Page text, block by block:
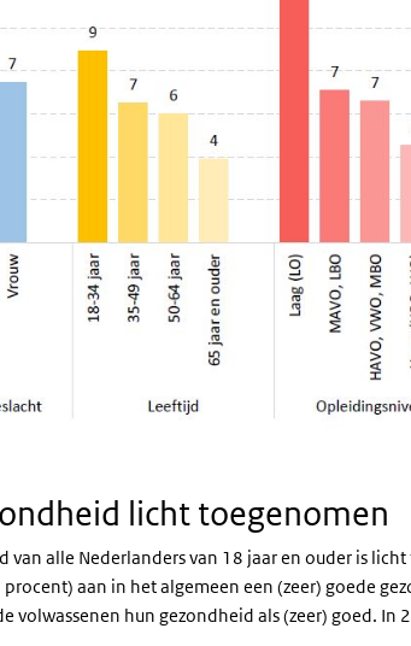
licht toegenomen
van alle Nederlanders van 18 jaar en ouder is
aan in het algemeen een (zeer) goede
volwassenen hun gezondheid als (zeer) goed. In